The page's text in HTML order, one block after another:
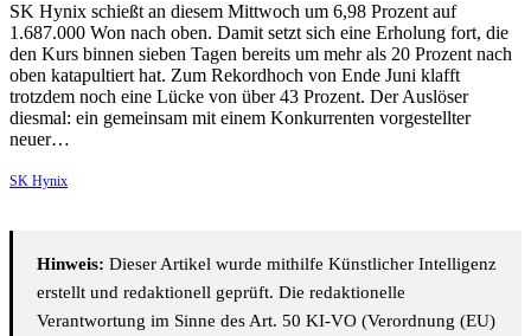
SK Hynix schießt an diesem Mittwoch um 6,98 Prozent auf
1.687.000 Won nach oben. Damit setzt sich eine Erholung fort, die
den Kurs binnen sieben Tagen bereits um mehr als 20 Prozent nach
oben katapultiert hat. Zum Rekordhoch von Ende Juni klafft
trotzdem noch eine Lücke von über 43 Prozent. Der Auslöser
diesmal: ein gemeinsam mit einem Konkurrenten vorgestellter
neuer…
SK Hynix
Hinweis: Dieser Artikel wurde mithilfe Künstlicher Intelligenz
erstellt und redaktionell geprüft. Die redaktionelle
Verantwortung im Sinne des Art. 50 KI-VO (Verordnung (EU)